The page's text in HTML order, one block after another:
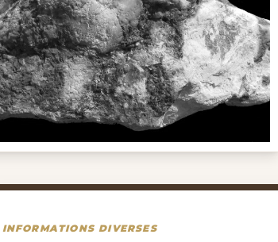
INFORMATIONS DIVERSES